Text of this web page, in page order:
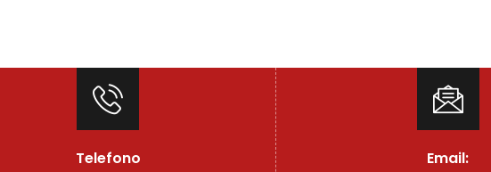
Telefono Email: